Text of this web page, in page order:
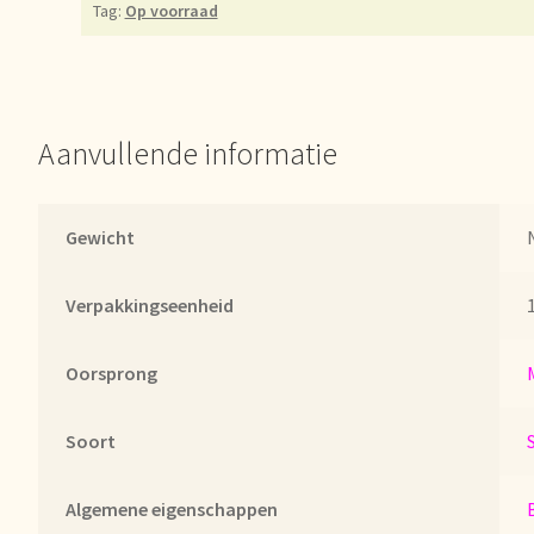
Unsere Vision von Tee
Tag: Op voorraad
Aanvullende informatie
Gewicht
Verpakkingseenheid
Oorsprong
Soort
Algemene eigenschappen